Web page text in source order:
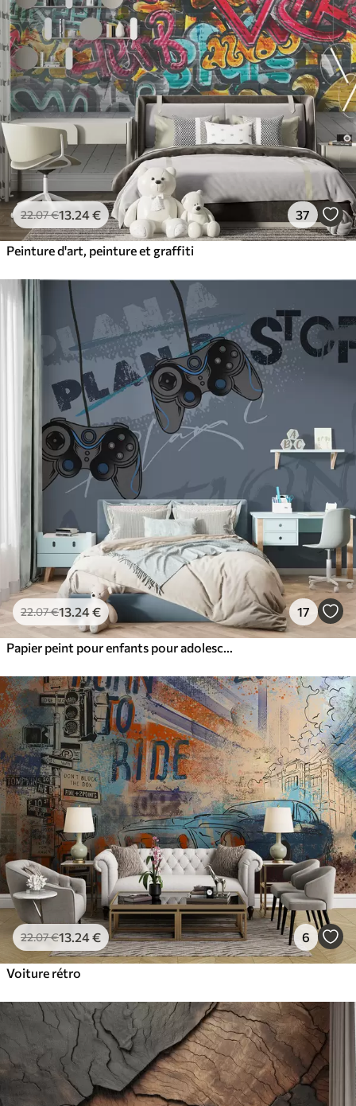
22.07€13 .24€ 37
Peinture d'art, peinture et graffiti
22.07€13 .24€ 17
22.07€13.24€ 6
Voiture rétro